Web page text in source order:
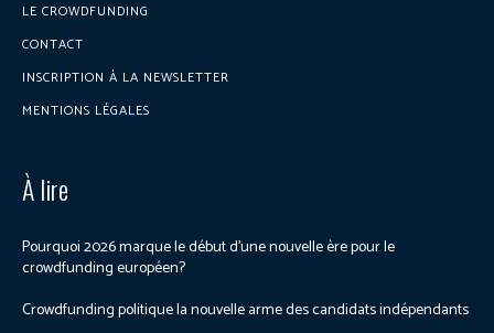
LE CROWDFUNDING
CONTACT
INSCRIPTION À LA NEWSLETTER
MENTIONS LÉGALES
À lire
Pourquoi 2026 marque le début d’une nouvelle ère pour le
crowdfunding européen?
Crowdfunding politique la nouvelle arme des candidats indépendants